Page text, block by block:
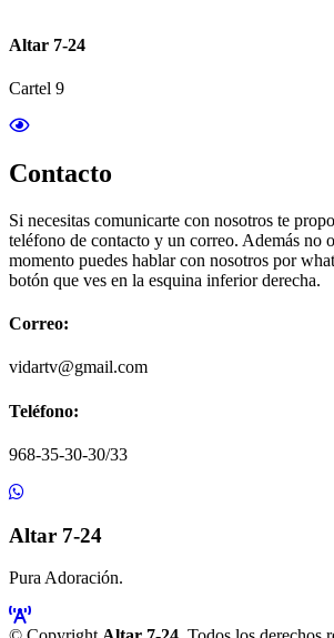
Altar 7-24
Cartel 9
Contacto
Si necesitas comunicarte con nosotros te
teléfono de contacto y un correo. Además no
momento puedes hablar con nosotros por
botón que ves en la esquina inferior derecha.
Correo:
vidartv@gmail.com
Teléfono:
968-35-30-30/33
Altar 7-24
Pura Adoración.